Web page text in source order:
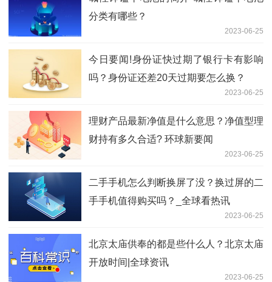
分类有哪些？
2023-06-25
今日要闻!身份证快过期了银行卡有影响
吗？身份证还差20天过期要怎么换？
2023-06-25
理财产品最新净值是什么意思？净值型理
财持有多久合适? 环球新要闻
2023-06-25
二手手机怎么判断换屏了没？换过屏的二
手手机值得购买吗？_全球看热讯
2023-06-25
北京太庙供奉的都是些什么人？北京太庙
开放时间|全球资讯
2023-06-25